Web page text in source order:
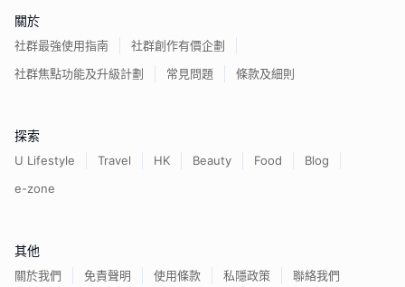
關於
社群最強使用指南
社群創作有價企劃
社群焦點功能及升級計劃
常見問題 條款及細則
探索
U Lifestyle Travel HK Beauty Food
Blog
e-zone
其他
關於我們 免責聲明 使用條款 私隱政策 聯絡我們